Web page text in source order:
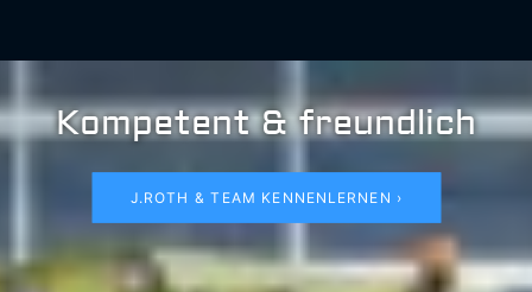
Kompetent & freundlich
J.ROTH & TEAM KENNENLERNEN ›